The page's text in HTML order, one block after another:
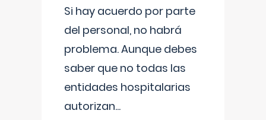
Si hay acuerdo por parte
del personal, no habrá
problema. Aunque debes
saber que no todas las
entidades hospitalarias
autorizan...